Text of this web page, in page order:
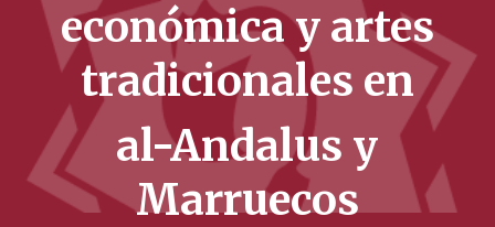
económica y artes
tradicionales en
al-Andalus y
Marruecos